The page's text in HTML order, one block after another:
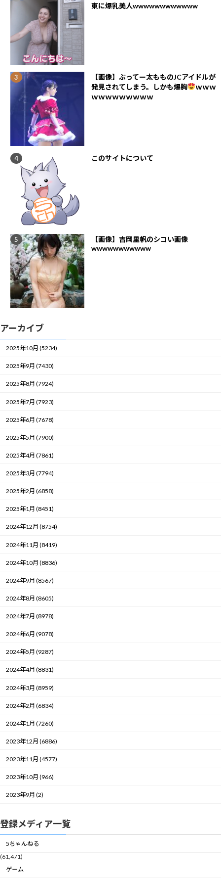
東に爆乳美人wwwwwwwwwwww
【画像】ぶってー太もものJCアイドルが
発見されてしまう。しかも爆胸
ｗｗｗ
ｗｗｗｗｗｗｗｗｗ
このサイトについて
【画像】吉岡里帆のシコい画像
wwwwwwwwwww
アーカイブ
2025年10月 (5234)
2025年9月 (7430)
2025年8月 (7924)
2025年7月 (7923)
2025年6月 (7678)
2025年5月 (7900)
2025年4月 (7861)
2025年3月 (7794)
2025年2月 (6858)
2025年1月 (8451)
2024年12月 (8754)
2024年11月 (8419)
2024年10月 (8836)
2024年9月 (8567)
2024年8月 (8605)
2024年7月 (8978)
2024年6月 (9078)
2024年5月 (9287)
2024年4月 (8831)
2024年3月 (8959)
2024年2月 (6834)
2024年1月 (7260)
2023年12月 (6886)
2023年11月 (4577)
2023年10月 (966)
2023年9月 (2)
登録メディア一覧
5ちゃんねる
(61,471)
ゲーム